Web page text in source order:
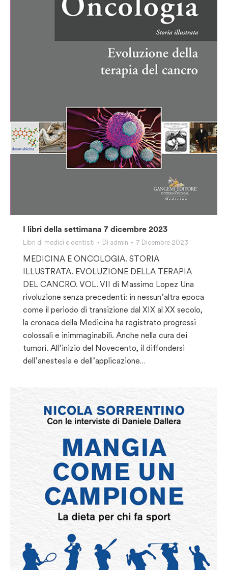
I libri della settimana 7 dicembre 2023
Libri di medici e dentisti Di admin 7 Dicembre 2023
MEDICINA E ONCOLOGIA. STORIA
ILLUSTRATA. EVOLUZIONE DELLA TERAPIA
DEL CANCRO. VOL. VII di Massimo Lopez Una
rivoluzione senza precedenti: in nessun’altra epoca
come il periodo di transizione dal XIX al XX secolo,
la cronaca della Medicina ha registrato progressi
colossali e inimmaginabili. Anche nella cura dei
tumori. All’inizio del Novecento, il diffondersi
dell’anestesia e dell’applicazione…